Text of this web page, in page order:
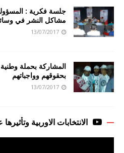
جلسة فكرية :
مشاكل النشر في
13/07/2017
المشاركة بحملة وطنية
بحقوقهم وواجباتهم
13/07/2017
الانتخابات الاوربية